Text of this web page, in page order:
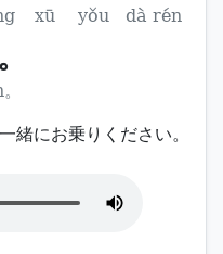
xū yǒu dà rén
緒にお乗りください。